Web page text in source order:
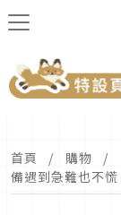
首頁 購物
備遇到急難也不慌